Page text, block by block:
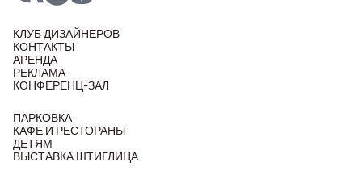
КЛУБ ДИЗАЙНЕРОВ
КОНТАКТЫ
АРЕНДА
РЕКЛАМА
КОНФЕРЕНЦ-ЗАЛ
ПАРКОВКА
КАФЕ И РЕСТОРАНЫ
ДЕТЯМ
ВЫСТАВКА ШТИГЛИЦА